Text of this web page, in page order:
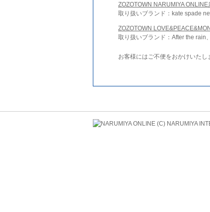
ZOZOTOWN NARUMIYA ONLINE
取り扱いブランド：kate spade
ZOZOTOWN
取り扱いブランド：After the rain
お客様にはご不便をおかけいたし